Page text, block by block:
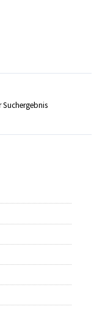
Suchergebnis